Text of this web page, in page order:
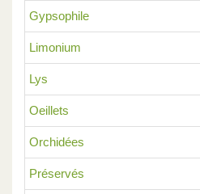
Gypsophile
Limonium
Lys
Oeillets
Orchidées
Préservés